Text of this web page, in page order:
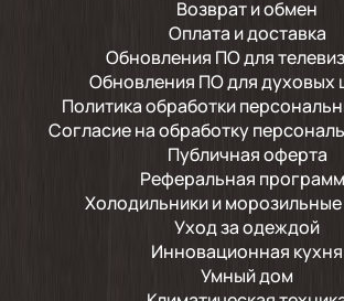
Возврат и обмен
Оплата и доставка
Обновления ПО для
Обновления ПО для духовых
Политика обработки
Согласие на обработку
Публичная оферта
Реферальная
Холодильники и
Уход за одеждой
Инновационная кухня
Умный дом